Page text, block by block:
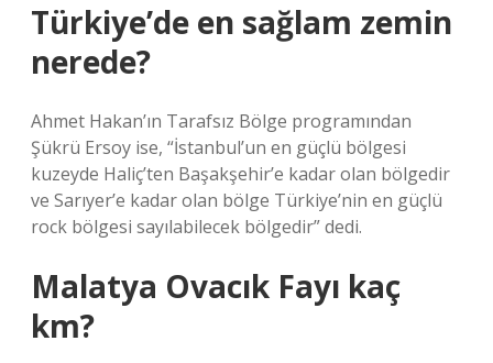
Türkiye’de en sağlam zemin
nerede?
Ahmet Hakan’ın Tarafsız Bölge programından
Şükrü Ersoy ise, “İstanbul’un en güçlü bölgesi
kuzeyde Haliç’ten Başakşehir’e kadar olan bölgedir
ve Sarıyer’e kadar olan bölge Türkiye’nin en güçlü
rock bölgesi sayılabilecek bölgedir” dedi.
Malatya Ovacık Fayı kaç
km?